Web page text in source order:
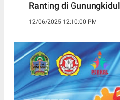
Ranting di Gunungkidul
12/06/2025 12:10:00 PM